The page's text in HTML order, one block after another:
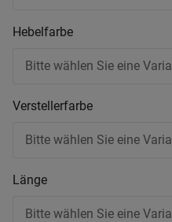
Hebelfarbe
Bitte wählen Sie eine
Verstellerfarbe
Bitte wählen Sie eine
Länge
Bitte wählen Sie eine